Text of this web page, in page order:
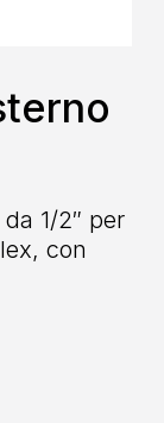
1/2″ per
con